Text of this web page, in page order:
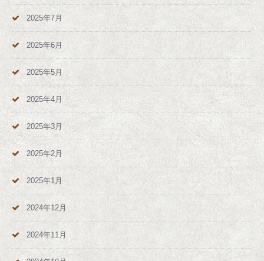
2025年7月
2025年6月
2025年5月
2025年4月
2025年3月
2025年2月
2025年1月
2024年12月
2024年11月